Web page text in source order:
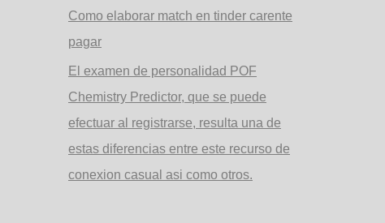
Como elaborar match en tinder carente
pagar
El examen de personalidad POF
Chemistry Predictor, que se puede
efectuar al registrarse, resulta una de
estas diferencias entre este recurso de
conexion casual asi­ como otros.